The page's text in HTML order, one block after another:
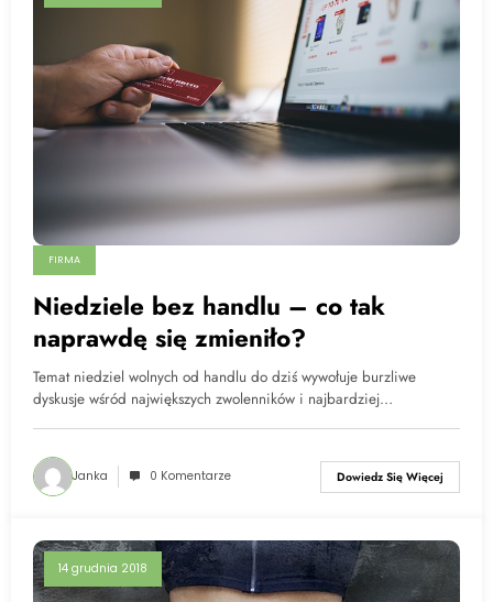
FIRMA
Niedziele bez handlu – co tak
naprawdę się zmieniło?
Temat niedziel wolnych od handlu do dziś wywołuje burzliwe
dyskusje wśród największych zwolenników i najbardziej…
Janka 0 Komentarze Dowiedz Się Więcej
14 grudnia 2018